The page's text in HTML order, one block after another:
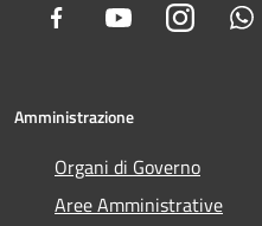
Facebook YoutubeInstagram
Amministrazione
Organi di Governo
Aree Amministrative